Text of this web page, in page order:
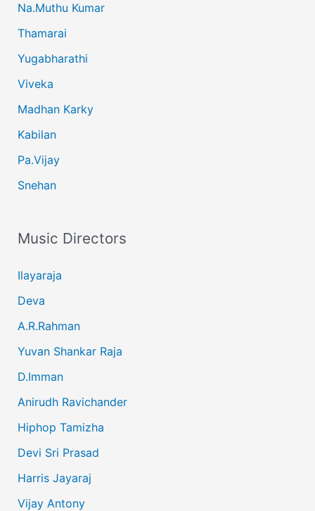
Na.Muthu Kumar
Thamarai
Yugabharathi
Viveka
Madhan Karky
Kabilan
Pa.Vijay
Snehan
Music Directors
Ilayaraja
Deva
A.R.Rahman
Yuvan Shankar Raja
D.Imman
Anirudh Ravichander
Hiphop Tamizha
Devi Sri Prasad
Harris Jayaraj
Vijay Antony